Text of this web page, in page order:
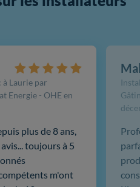
Laurie par
Energie - OHE en
plus de 8 ans,
toujours à 5
m'ont